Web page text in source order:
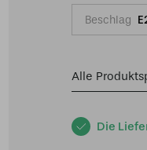
Die
Beschlag
Alle